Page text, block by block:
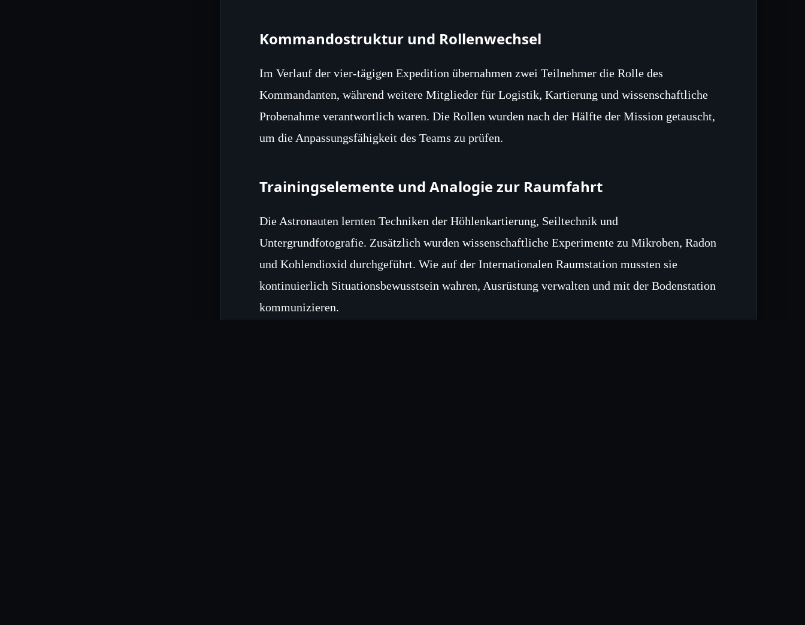
Kommandostruktur und Rollenwechsel
Im Verlauf der vier‑tägigen Expedition übernahmen zwei Teilnehmer die Rolle des
Kommandanten, während weitere Mitglieder für Logistik, Kartierung und wissenschaftliche
Probenahme verantwortlich waren. Die Rollen wurden nach der Hälfte der Mission getauscht,
um die Anpassungsfähigkeit des Teams zu prüfen.
Trainingselemente und Analogie zur Raumfahrt
Die Astronauten lernten Techniken der Höhlenkartierung, Seiltechnik und
Untergrundfotografie. Zusätzlich wurden wissenschaftliche Experimente zu Mikroben, Radon
und Kohlendioxid durchgeführt. Wie auf der Internationalen Raumstation mussten sie
kontinuierlich Situationsbewusstsein wahren, Ausrüstung verwalten und mit der Bodenstation
kommunizieren.